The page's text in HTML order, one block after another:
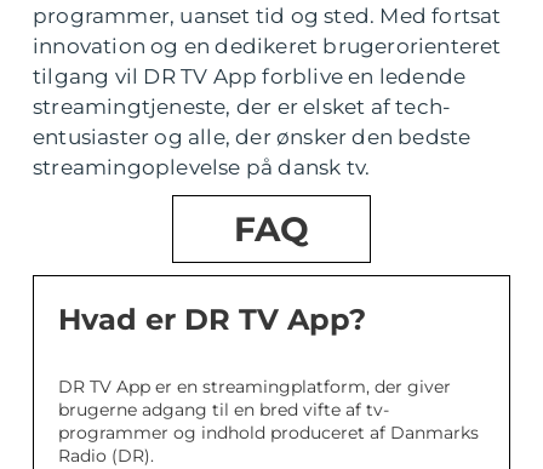
programmer, uanset tid og sted. Med fortsat
innovation og en dedikeret brugerorienteret
tilgang vil DR TV App forblive en ledende
streamingtjeneste, der er elsket af tech-
entusiaster og alle, der ønsker den bedste
streamingoplevelse på dansk tv.
FAQ
Hvad er DR TV App?
DR TV App er en streamingplatform, der giver
brugerne adgang til en bred vifte af tv-
programmer og indhold produceret af Danmarks
Radio (DR).